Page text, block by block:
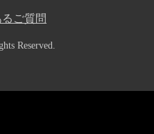
ご質問
Reserved.